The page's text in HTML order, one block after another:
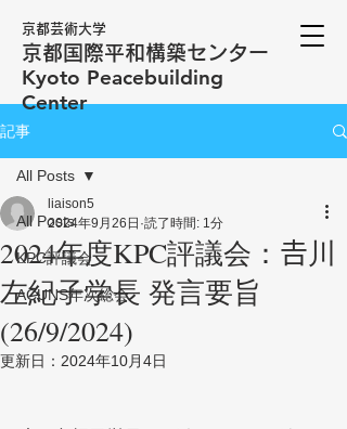
京都芸術大学
京都国際平和構築センター
​Kyoto Peacebuilding
Center
記事
All Posts
KPC評議会
ACUNS年次総会
All Posts
2024年度KPC評議会：𠮷川
左紀子学長 発言要旨
(26/9/2024)
liaison5
2024年9月26日 読了時間: 1分
更新日： 2024年10月4日